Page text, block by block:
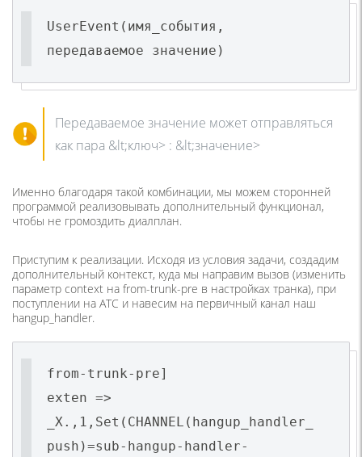
UserEvent(имя_события,
передаваемое значение)
Передаваемое значение может отправляться
как пара &lt;ключ> : &lt;значение>
Именно благодаря такой комбинации, мы можем сторонней
программой реализовывать дополнительный функционал,
чтобы не громоздить диалплан.
Приступим к реализации. Исходя из условия задачи, создадим
дополнительный контекст, куда мы направим вызов (изменить
параметр context на from-trunk-pre в настройках транка), при
поступлении на АТС и навесим на первичный канал наш
hangup_handler.
from-trunk-pre]
exten =>
_X.,1,Set(CHANNEL(hangup_handler_
push)=sub-hangup-handler-